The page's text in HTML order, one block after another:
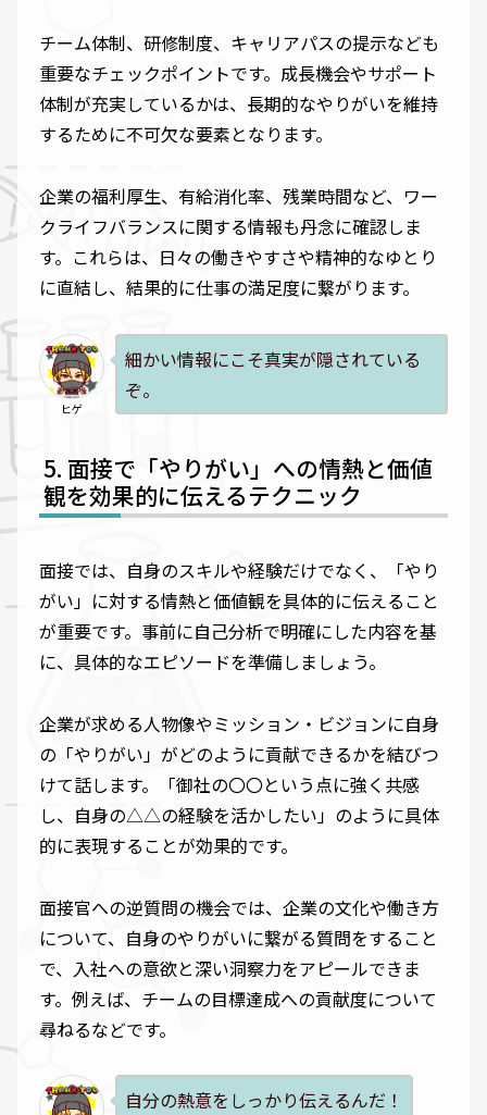
チーム体制、研修制度、キャリアパスの提示なども
重要なチェックポイントです。成長機会やサポート
体制が充実しているかは、長期的なやりがいを維持
するために不可欠な要素となります。
企業の福利厚生、有給消化率、残業時間など、ワー
クライフバランスに関する情報も丹念に確認しま
す。これらは、日々の働きやすさや精神的なゆとり
に直結し、結果的に仕事の満足度に繋がります。
ヒゲ
細かい情報にこそ真実が隠されている
ぞ。
面接で「やりがい」への情熱と価値
観を効果的に伝えるテクニック
面接では、自身のスキルや経験だけでなく、「やり
がい」に対する情熱と価値観を具体的に伝えること
が重要です。事前に自己分析で明確にした内容を基
に、具体的なエピソードを準備しましょう。
企業が求める人物像やミッション・ビジョンに自身
の「やりがい」がどのように貢献できるかを結びつ
けて話します。「御社の〇〇という点に強く共感
し、自身の△△の経験を活かしたい」のように具体
的に表現することが効果的です。
面接官への逆質問の機会では、企業の文化や働き方
について、自身のやりがいに繋がる質問をすること
で、入社への意欲と深い洞察力をアピールできま
す。例えば、チームの目標達成への貢献度について
尋ねるなどです。
自分の熱意をしっかり伝えるんだ！